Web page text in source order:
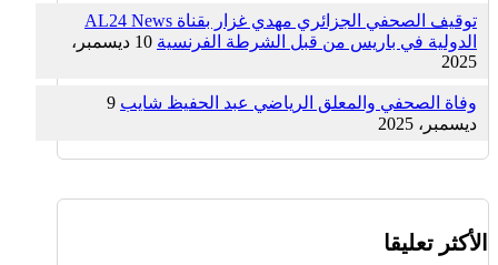
توقيف الصحفي الجزائري مهدي غزار بقناة AL24 News
الدولية في باريس من قبل الشرطة الفرنسية
10 ديسمبر،
2025
وفاة الصحفي والمعلق الرياضي عبد الحفيظ شايب 9
ديسمبر، 2025
الأكثر تعليقا